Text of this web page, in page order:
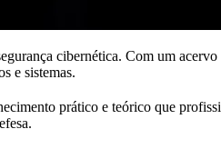
cibernética. Com um
e sistemas.
prático e teórico que